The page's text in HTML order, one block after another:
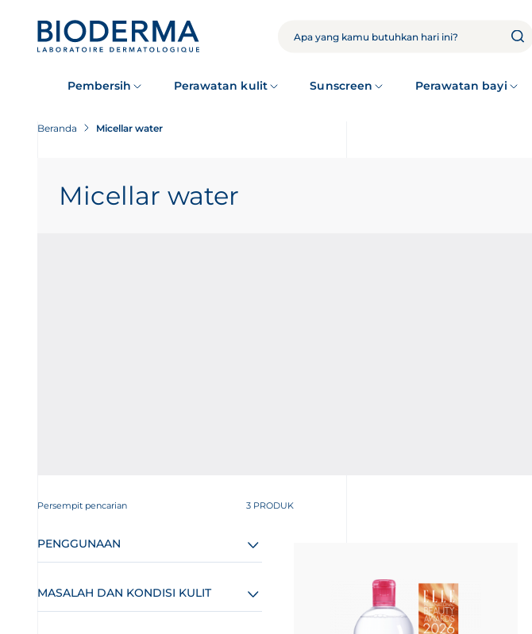
CARI
Pembersih Perawatan kulit Sunscreen Perawatan bayi
Beranda Micellar water
Micellar water
Persempit pencarian 3 PRODUK
PENGGUNAAN
MASALAH DAN KONDISI KULIT